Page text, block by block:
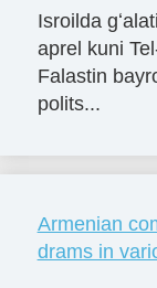
Isroilda
aprel kuni
Falastin
polits...
Armenian
drams in